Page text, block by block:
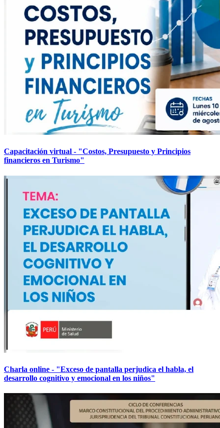
Capacitación virtual - "Costos, Presupuesto y Principios
financieros en Turismo"
Charla online - "Exceso de pantalla perjudica el habla, el
desarrollo cognitivo y emocional en los niños"